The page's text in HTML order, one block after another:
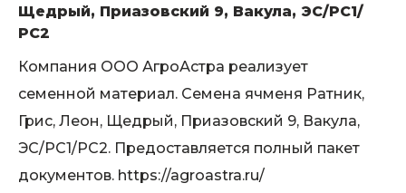
Щедрый, Приазовский 9, Вакула, ЭС/РС1/
РС2
Компания ООО АгроАстра реализует
семенной материал. Семена ячменя Ратник,
Грис, Леон, Щедрый, Приазовский 9, Вакула,
ЭС/РС1/РС2. Предоставляется полный пакет
документов. https://agroastra.ru/